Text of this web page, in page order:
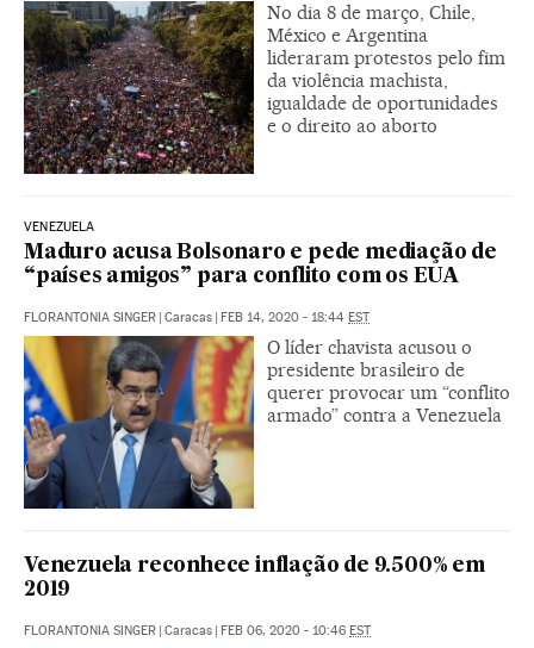
No dia 8 de março, Chile,
México e Argentina
lideraram protestos pelo fim
da violência machista,
igualdade de oportunidades
e o direito ao aborto
VENEZUELA
Maduro acusa Bolsonaro e pede mediação de
“países amigos” para conflito com os EUA
FLORANTONIA SINGER Caracas FEB 14, 2020 - 18:44 EST
O líder chavista acusou o
presidente brasileiro de
querer provocar um “conflito
armado” contra a Venezuela
Venezuela reconhece inflação de 9.500% em
2019
FLORANTONIA SINGER Caracas FEB 06, 2020 - 10:46 EST